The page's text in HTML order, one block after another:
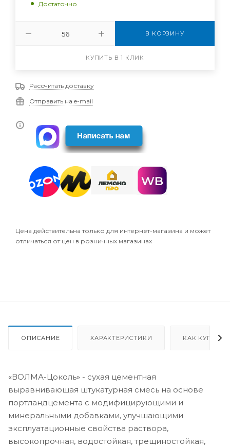
Достаточно
В КОРЗИНУ
КУПИТЬ В 1 КЛИК
Рассчитать доставку
Отправить на e-mail
Цена действительна только для интернет-магазина и может
отличаться от цен в розничных магазинах
ОПИСАНИЕ ХАРАКТЕРИСТИКИ КАК КУПИТЬ
«ВОЛМА-Цоколь» - сухая цементная
выравнивающая штукатурная смесь на основе
портландцемента с модифицирующими и
минеральными добавками, улучшающими
эксплуатационные свойства раствора,
высокопрочная, водостойкая, трещиностойкая,